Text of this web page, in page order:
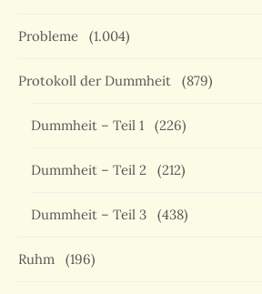
Probleme (1.004)
Protokoll der Dummheit (879)
Dummheit – Teil 1 (226)
Dummheit – Teil 2 (212)
Dummheit – Teil 3 (438)
Ruhm (196)